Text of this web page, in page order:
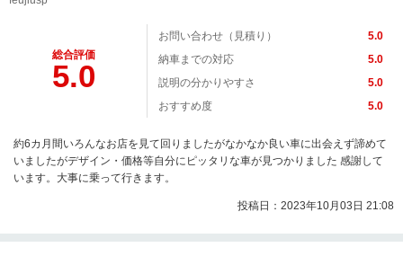
総合評価
5.0
お問い合わせ（見積り）
5.0
納車までの対応
5.0
説明の分かりやすさ
5.0
おすすめ度
5.0
約6カ月間いろんなお店を見て回りましたがなかなか良い車に出会えず諦めて
いましたがデザイン・価格等自分にピッタリな車が見つかりました 感謝して
います。大事に乗って行きます。
投稿日：2023年10月03日 21:08